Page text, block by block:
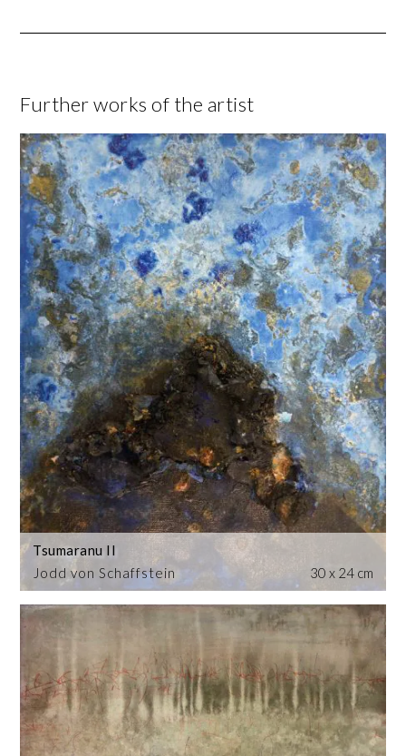
Further works of the artist
Jodd von Schaffstein
Tsumaranu II
30 x 24 cm